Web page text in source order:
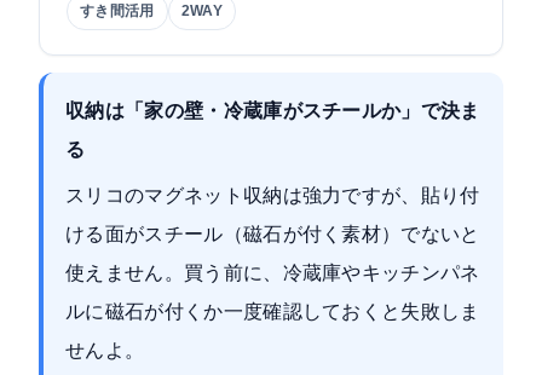
すき間活用 2WAY
収納は「家の壁・冷蔵庫がスチールか」で決ま
る
スリコのマグネット収納は強力ですが、貼り付
ける面がスチール（磁石が付く素材）でないと
使えません。買う前に、冷蔵庫やキッチンパネ
ルに磁石が付くか一度確認しておくと失敗しま
せんよ。